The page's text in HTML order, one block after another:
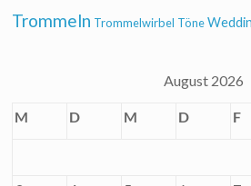
Trommeln Trommelwirbel Töne
August 2026
M D M D F